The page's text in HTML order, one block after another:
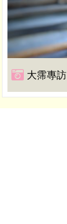
大霈專訪